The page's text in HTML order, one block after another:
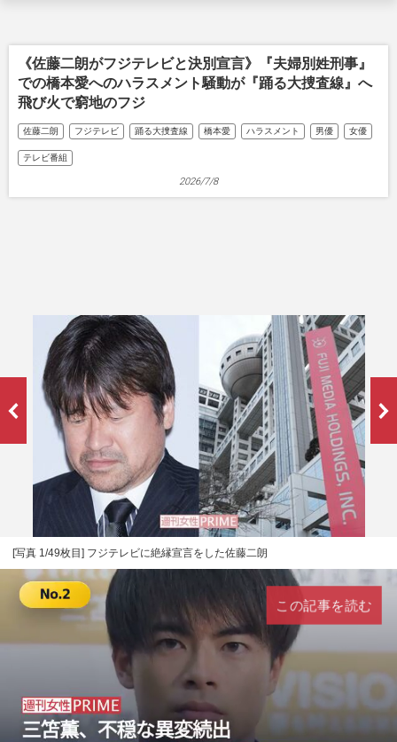
《佐藤二朗がフジテレビと決別宣言》『夫婦別姓刑事』
での橋本愛へのハラスメント騒動が『踊る大捜査線』へ
飛び火で窮地のフジ
佐藤二朗 フジテレビ 踊る大捜査線 橋本愛 ハラスメント 男優 女優
テレビ番組
2026/7/8
[写真 1/49枚目] フジテレビに絶縁宣言をした佐藤二朗
この記事を読む